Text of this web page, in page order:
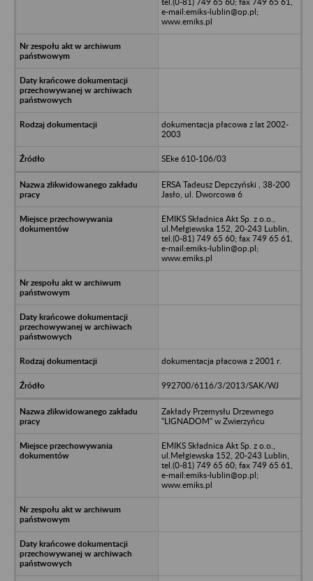
e-mail:emiks-lublin@op.pl;
www.emiks.pl
dokumentacja płacowa z lat 2002-
2003
SEke 610-106/03
ERSA Tadeusz Depczyński , 38-200
Jasło, ul. Dworcowa 6
EMIKS Składnica Akt Sp. z o.o.,
ul.Mełgiewska 152, 20-243 Lublin,
tel.(0-81) 749 65 60; fax 749 65 61,
e-mail:emiks-lublin@op.pl;
www.emiks.pl
dokumentacja płacowa z 2001 r.
992700/6116/3/2013/SAK/WJ
Zakłady Przemysłu Drzewnego
"LIGNADOM" w Zwierzyńcu
EMIKS Składnica Akt Sp. z o.o.,
ul.Mełgiewska 152, 20-243 Lublin,
tel.(0-81) 749 65 60; fax 749 65 61,
e-mail:emiks-lublin@op.pl;
www.emiks.pl